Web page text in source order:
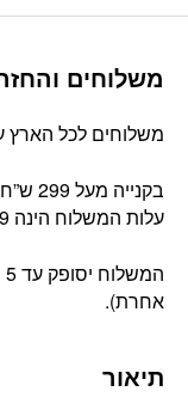
משלוחים
משלוחים לכל הארץ
עלות המשלוח הינה 39 ש”ח
אחרת).
תיאור